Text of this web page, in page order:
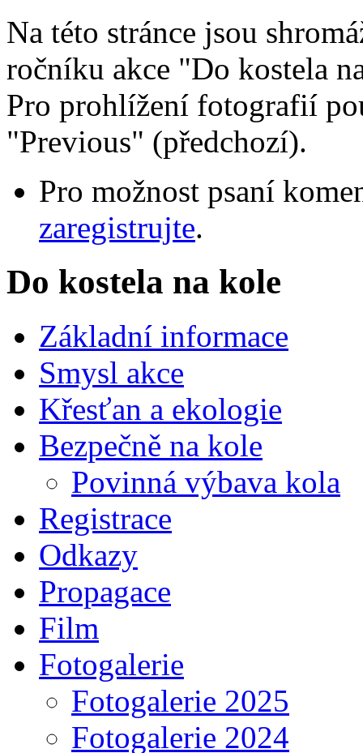
Na této stránce jsou
ročníku akce "Do kostela
Pro prohlížení fotografií
"Previous" (předchozí).
Pro možnost psaní
zaregistrujte.
Do kostela na kole
Základní informace
Smysl akce
Křesťan a ekologie
Bezpečně na kole
Povinná výbava kola
Registrace
Odkazy
Propagace
Film
Fotogalerie
Fotogalerie 2025
Fotogalerie 2024